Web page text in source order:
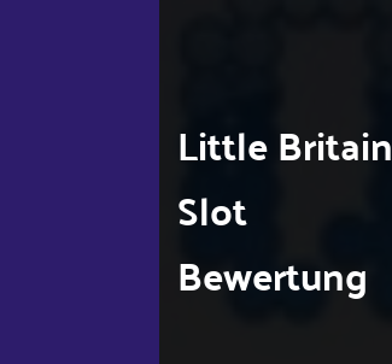
Little Britain
Slot
Bewertung